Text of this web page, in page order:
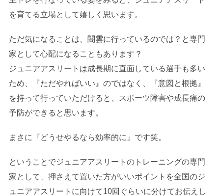
を育てる立場として嬉しく思います。
ただ気になることは、闇雲に行っているのでは？と専門
家として心配になることもあります？
ジュニアアスリートは成長期に直面している選手も多い
ため、『ただやればいい』のではなく、『意図と根拠』
を持って行っていただけると、スポーツ障害や成長痛の
予防ができると思います。
まさに『どうせやるなら効率的に』です笑。
ということでジュニアアスリートのトレーニングの専門
家として、押さえて置いた方がいいポイントを全国のジ
ュニアアスリートに向けて10回ぐらいに分けてお伝えし